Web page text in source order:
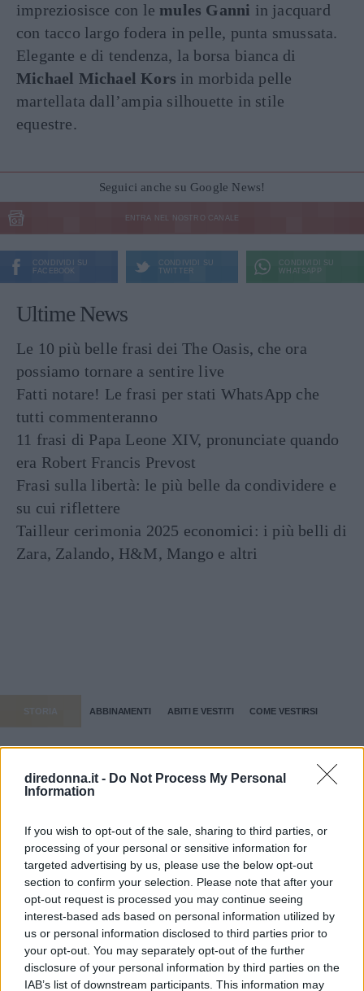
diredonna.it - Do Not Process My Personal
Information
If you wish to opt-out of the sale, sharing to third parties, or
processing of your personal or sensitive information for
targeted advertising by us, please use the below opt-out
section to confirm your selection. Please note that after your
opt-out request is processed you may continue seeing
interest-based ads based on personal information utilized by
us or personal information disclosed to third parties prior to
your opt-out. You may separately opt-out of the further
disclosure of your personal information by third parties on the
IAB’s list of downstream participants. This information may
impreziosisce con le mules Ganni in jacquard
con tacco largo fodera in pelle, punta smussata.
Elegante e di tendenza, la borsa bianca di
Michael Michael Kors in morbida pelle
martellata dall’ampia silhouette in stile
equestre.
Seguici anche su Google News!
ENTRA NEL NOSTRO CANALE
CONDIVIDI SU
FACEBOOK
CONDIVIDI SU
TWITTER
CONDIVIDI SU
WHATSAPP
Ultime News
Le 10 più belle frasi dei The Oasis, che ora
possiamo tornare a sentire live
Fatti notare! Le frasi per stati WhatsApp che
tutti commenteranno
11 frasi di Papa Leone XIV, pronunciate quando
era Robert Francis Prevost
Frasi sulla libertà: le più belle da condividere e
su cui riflettere
Tailleur cerimonia 2025 economici: i più belli di
Zara, Zalando, H&M, Mango e altri
STORIA ABBINAMENTI ABITI E VESTITI COME VESTIRSI